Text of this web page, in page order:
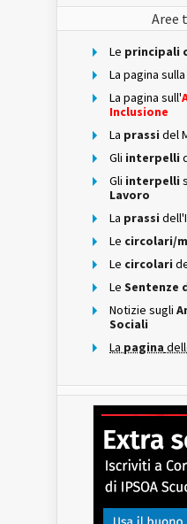
Aree
Le principali
La pagina sulla
La pagina sull'
Inclusione
La prassi del
Gli interpelli
Gli interpelli
Lavoro
La prassi
Le circolari/
Le circolari
Le Sentenze
Notizie sugli
Sociali
La pagina